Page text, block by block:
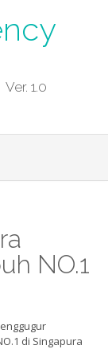
1.0
NO.1
di Singapura